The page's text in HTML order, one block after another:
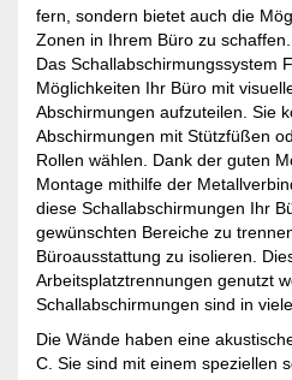
fern, sondern bietet auch die
Zonen in Ihrem Büro zu schaffen.
Das Schallabschirmungssystem
Möglichkeiten Ihr Büro mit
Abschirmungen aufzuteilen. Sie
Abschirmungen mit Stützfüßen
Rollen wählen. Dank der guten
Montage mithilfe der
diese Schallabschirmungen Ihr
gewünschten Bereiche zu
Büroausstattung zu isolieren.
Arbeitsplatztrennungen genutzt
Schallabschirmungen sind in
Die Wände haben eine
C. Sie sind mit einem speziellen